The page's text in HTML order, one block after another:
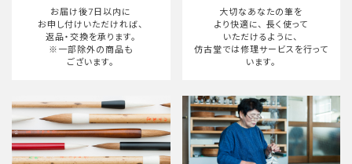
検索する
お届け後7日以内に
お申し付けいただければ、
返品・交換を承ります。
※一部除外の商品も
ございます。
大切なあなたの筆を
より快適に、 長く使って
いただけるように、
仿古堂では修理サービスを行って
います。